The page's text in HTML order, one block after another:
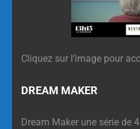
Cliquez sur l’image pour
DREAM MAKER
Dream Maker une série de